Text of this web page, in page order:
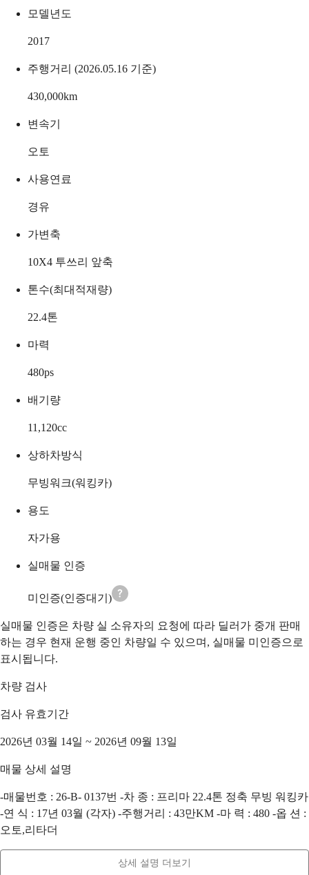
모델년도
2017
주행거리 (2026.05.16 기준)
430,000km
변속기
오토
사용연료
경유
가변축
10X4 투쓰리 앞축
톤수(최대적재량)
22.4톤
마력
480ps
배기량
11,120cc
상하차방식
무빙워크(워킹카)
용도
자가용
실매물 인증
미인증(인증대기)
실매물 인증은 차량 실 소유자의 요청에 따라 딜러가 중개 판매
하는 경우 현재 운행 중인 차량일 수 있으며, 실매물 미인증으로
표시됩니다.
차량 검사
검사 유효기간
2026년 03월 14일 ~ 2026년 09월 13일
매물 상세 설명
-매물번호 : 26-B- 0137번 -차 종 : 프리마 22.4톤 정축 무빙 워킹카
-연 식 : 17년 03월 (각자) -주행거리 : 43만KM -마 력 : 480 -옵 션 :
오토,리타더
상세 설명 더보기